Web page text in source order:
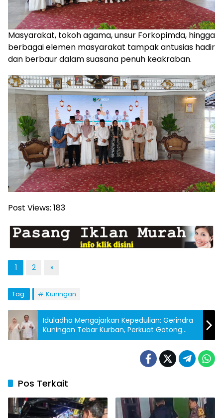
Masyarakat, tokoh agama, unsur Forkopimda, hingga
berbagai elemen masyarakat tampak antusias hadir
dan berbaur dalam suasana penuh keakraban.
Post Views: 183
1 2 »
Tag: Kuningan
Iduladha Mengajarkan Kepedulian: Gerindra
Kuningan Tebar Kurban, Perkuat Gotong
Royong untuk Rakyat
Pos Terkait